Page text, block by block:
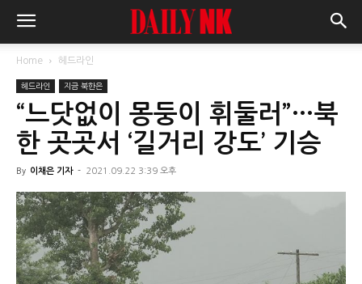
Home 헤드라인
헤드라인 지금 북한은
“느닷없이 몽둥이 휘둘러”…북
한 곳곳서 ‘길거리 강도’ 기승
By 이채은 기자 - 2021.09.22 3:39 오후